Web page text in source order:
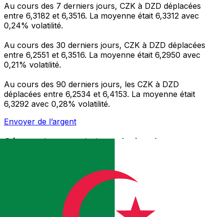
Au cours des 7 derniers jours, CZK à DZD déplacées
entre 6,3182 et 6,3516. La moyenne était 6,3312 avec
0,24% volatilité.
Au cours des 30 derniers jours, CZK à DZD déplacées
entre 6,2551 et 6,3516. La moyenne était 6,2950 avec
0,21% volatilité.
Au cours des 90 derniers jours, les CZK à DZD
déplacées entre 6,2534 et 6,4153. La moyenne était
6,3292 avec 0,28% volatilité.
Envoyer de l’argent
Gérez votre argent et vos devises lorsque vous
L'application Xe réunit toutes les fonctionnalités
nécessaires pour vos transferts d'argent internationaux
et la gestion de vos devises. Convertissez des devises,
programmez des alertes de taux et transférez de
l'argent à l'étranger sans frais cachés. Téléchargez